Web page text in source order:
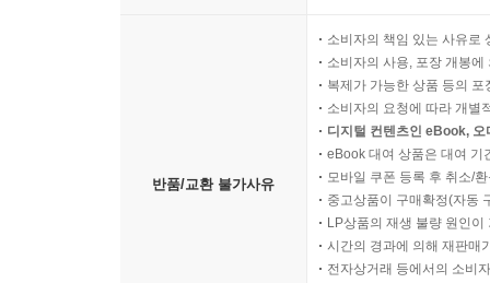
반품/교환 불가사유
소비자의 책임 있는 사유로
소비자의 사용, 포장 개봉
복제가 가능한 상품 등의
소비자의 요청에 따라 개별
디지털 컨텐츠인 eBook,
eBook 대여 상품은 대여 기
모바일 쿠폰 등록 후 취소/
중고상품이 구매확정(자동
LP상품의 재생 불량 원인
시간의 경과에 의해 재판매
전자상거래 등에서의 소비